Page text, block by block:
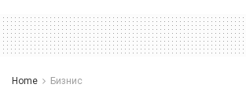
Home Бизнис